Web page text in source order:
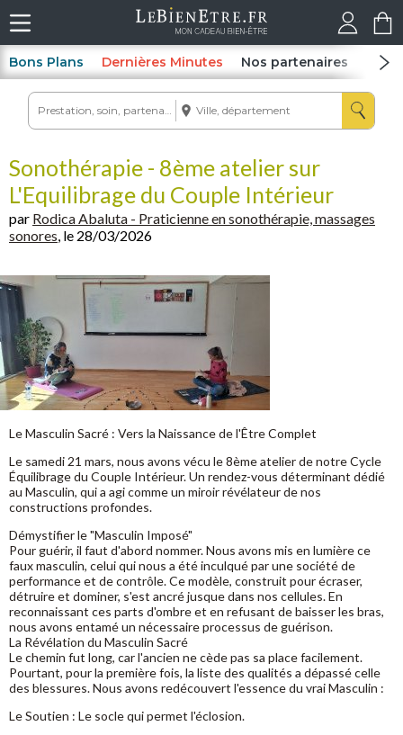
Bons Plans Dernières Minutes Nos partenaires Spas
Sonothérapie - 8ème atelier sur
L'Equilibrage du Couple Intérieur
par Rodica Abaluta - Praticienne en sonothérapie, massages
sonores, le 28/03/2026
Le Masculin Sacré : Vers la Naissance de l'Être Complet
Le samedi 21 mars, nous avons vécu le 8ème atelier de notre Cycle
Équilibrage du Couple Intérieur. Un rendez-vous déterminant dédié
au Masculin, qui a agi comme un miroir révélateur de nos
constructions profondes.
Démystifier le "Masculin Imposé"
Pour guérir, il faut d'abord nommer. Nous avons mis en lumière ce
faux masculin, celui qui nous a été inculqué par une société de
performance et de contrôle. Ce modèle, construit pour écraser,
détruire et dominer, s'est ancré jusque dans nos cellules. En
reconnaissant ces parts d'ombre et en refusant de baisser les bras,
nous avons entamé un nécessaire processus de guérison.
La Révélation du Masculin Sacré
Le chemin fut long, car l'ancien ne cède pas sa place facilement.
Pourtant, pour la première fois, la liste des qualités a dépassé celle
des blessures. Nous avons redécouvert l'essence du vrai Masculin :
Le Soutien : Le socle qui permet l'éclosion.